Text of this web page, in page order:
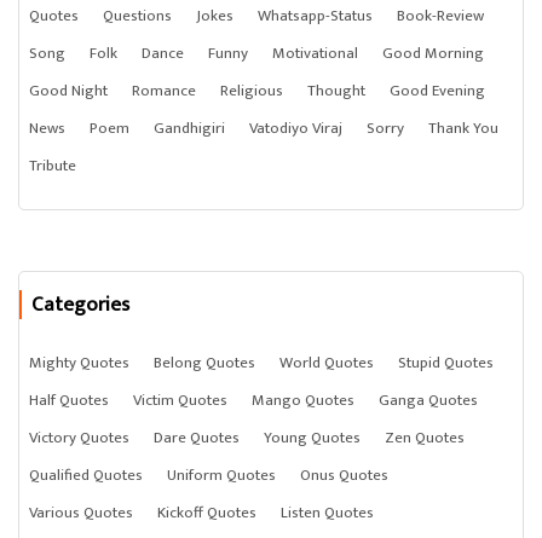
Quotes
Questions Jokes Whatsapp-Status
Book-Review
Song
Folk Dance Funny Motivational
Good Morning
Good Night
Romance Religious Thought
Good Evening
News
Poem Gandhigiri Vatodiyo Viraj Sorry
Thank You
Tribute
Categories
Mighty Quotes Belong Quotes World Quotes
Stupid Quotes
Half Quotes
Victim Quotes Mango Quotes
Ganga Quotes
Victory Quotes
Dare Quotes Young Quotes
Zen Quotes
Qualified Quotes
Uniform Quotes
Onus Quotes
Various Quotes
Kickoff Quotes
Listen Quotes